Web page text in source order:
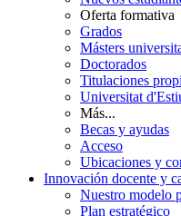
Oferta formativa
Grados
Másters
Doctorados
Titulaciones
Universitat
Más...
Becas y ayudas
Acceso
Ubicaciones y
Innovación docente y
Nuestro modelo
Plan estratégico